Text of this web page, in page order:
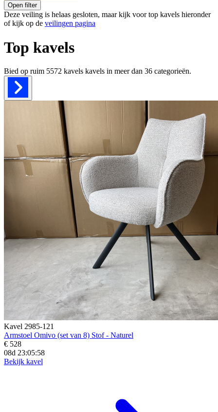
Open filter
Deze veiling is helaas gesloten, maar kijk voor top kavels hieronder
of kijk op de veilingen pagina
Top kavels
Bied op ruim 5572 kavels kavels in meer dan 36 categorieën.
Kavel 2985-121
Armstoel Omivo (set van 8) Stof - Naturel
€ 528
08d 23:05:57
Bekijk kavel